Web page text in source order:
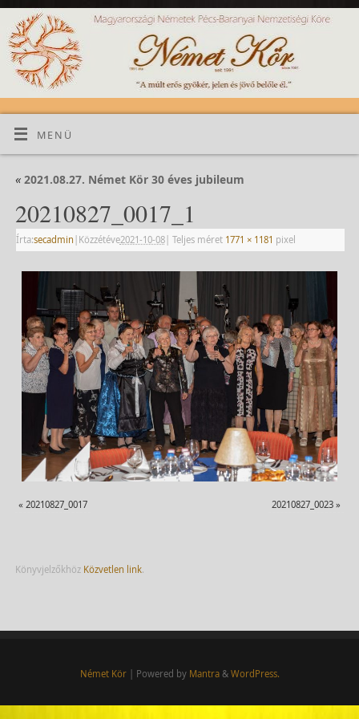
MENÜ
«2021.08.27. Német Kör 30 éves jubileum
20210827_0017_1
Írta:secadmin | Közzétéve2021-10-08| Teljes méret 1771 × 1181 pixel
« 20210827_0017 20210827_0023 »
Könyvjelzőkhöz Közvetlen link.
Német Kör| Powered by Mantra& WordPress.